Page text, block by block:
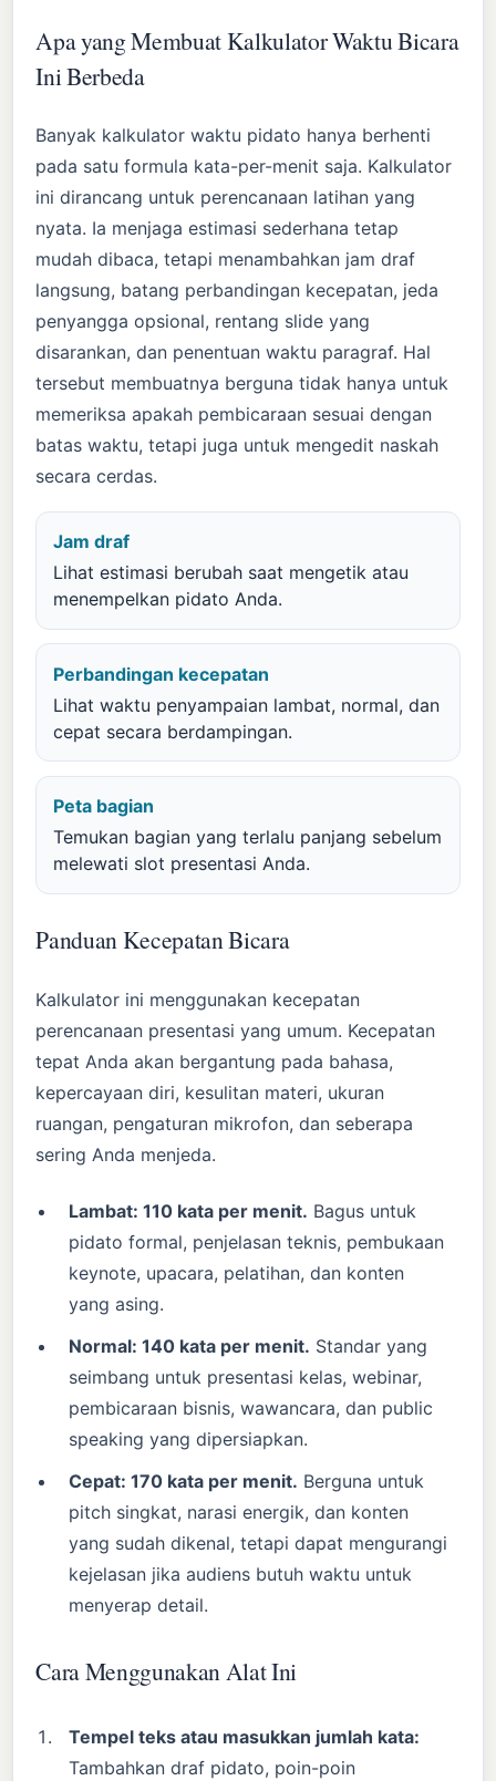
Apa yang Membuat Kalkulator Waktu Bicara
Ini Berbeda
Banyak kalkulator waktu pidato hanya berhenti
pada satu formula kata-per-menit saja. Kalkulator
ini dirancang untuk perencanaan latihan yang
nyata. Ia menjaga estimasi sederhana tetap
mudah dibaca, tetapi menambahkan jam draf
langsung, batang perbandingan kecepatan, jeda
penyangga opsional, rentang slide yang
disarankan, dan penentuan waktu paragraf. Hal
tersebut membuatnya berguna tidak hanya untuk
memeriksa apakah pembicaraan sesuai dengan
batas waktu, tetapi juga untuk mengedit naskah
secara cerdas.
Jam draf
Lihat estimasi berubah saat mengetik atau
menempelkan pidato Anda.
Perbandingan kecepatan
Lihat waktu penyampaian lambat, normal, dan
cepat secara berdampingan.
Peta bagian
Temukan bagian yang terlalu panjang sebelum
melewati slot presentasi Anda.
Panduan Kecepatan Bicara
Kalkulator ini menggunakan kecepatan
perencanaan presentasi yang umum. Kecepatan
tepat Anda akan bergantung pada bahasa,
kepercayaan diri, kesulitan materi, ukuran
ruangan, pengaturan mikrofon, dan seberapa
sering Anda menjeda.
Lambat: 110 kata per menit. Bagus untuk
pidato formal, penjelasan teknis, pembukaan
keynote, upacara, pelatihan, dan konten
yang asing.
Normal: 140 kata per menit. Standar yang
seimbang untuk presentasi kelas, webinar,
pembicaraan bisnis, wawancara, dan public
speaking yang dipersiapkan.
Cepat: 170 kata per menit. Berguna untuk
pitch singkat, narasi energik, dan konten
yang sudah dikenal, tetapi dapat mengurangi
kejelasan jika audiens butuh waktu untuk
menyerap detail.
Cara Menggunakan Alat Ini
Tempel teks atau masukkan jumlah kata:
Tambahkan draf pidato, poin-poin